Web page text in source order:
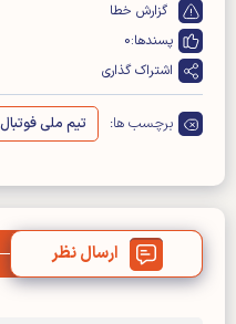
گزارش خطا
پسندها:0
اشتراک گذاری
برچسب ها: تیم ملی فوتبال
ارسال نظر